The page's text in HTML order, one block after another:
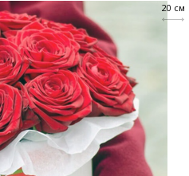
20 см